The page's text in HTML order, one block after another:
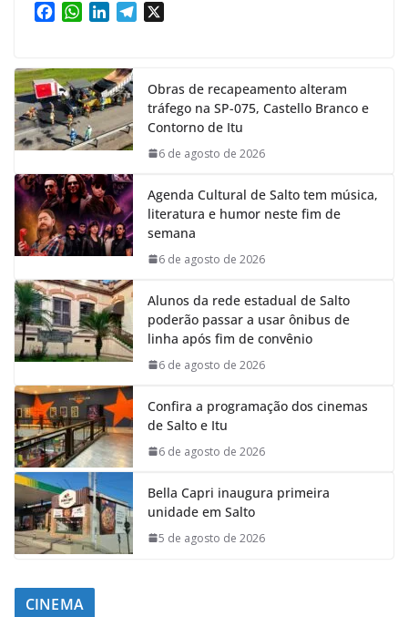
e
b
o
o
k
W
t
s
A
p
p
k
e
d
I
n
m
Obras de recapeamento alteram
tráfego na SP-075, Castello Branco e
Contorno de Itu
6 de agosto de 2026
Agenda Cultural de Salto tem música,
literatura e humor neste fim de
semana
6 de agosto de 2026
Alunos da rede estadual de Salto
poderão passar a usar ônibus de
linha após fim de convênio
6 de agosto de 2026
Confira a programação dos cinemas
de Salto e Itu
6 de agosto de 2026
Bella Capri inaugura primeira
unidade em Salto
5 de agosto de 2026
CINEMA